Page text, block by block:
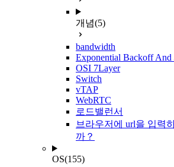
개념(5)
bandwidth
Exponential Backoff And
OSI 7Layer
Switch
vTAP
WebRTC
로드밸런서
브라우저에 url을 입력
까？
OS(155)